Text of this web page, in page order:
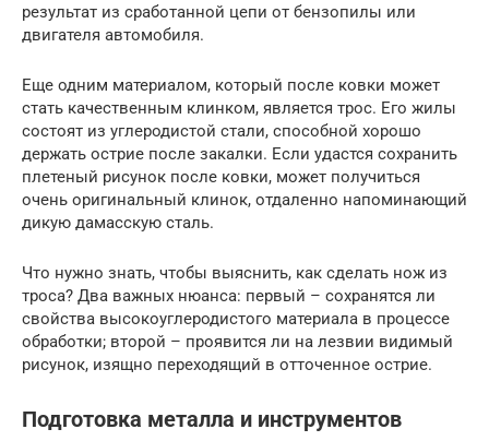
результат из сработанной цепи от бензопилы или
двигателя автомобиля.
Еще одним материалом, который после ковки может
стать качественным клинком, является трос. Его жилы
состоят из углеродистой стали, способной хорошо
держать острие после закалки. Если удастся сохранить
плетеный рисунок после ковки, может получиться
очень оригинальный клинок, отдаленно напоминающий
дикую дамасскую сталь.
Что нужно знать, чтобы выяснить, как сделать нож из
троса? Два важных нюанса: первый – сохранятся ли
свойства высокоуглеродистого материала в процессе
обработки; второй – проявится ли на лезвии видимый
рисунок, изящно переходящий в отточенное острие.
Подготовка металла и инструментов